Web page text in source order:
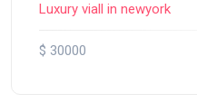
Luxury viall in newyork
$ 30000